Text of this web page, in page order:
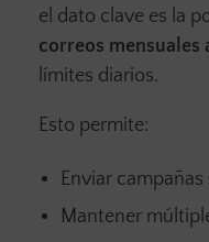
el dato clave es la
correos
límites diarios.
Esto permite:
Enviar
Mantener